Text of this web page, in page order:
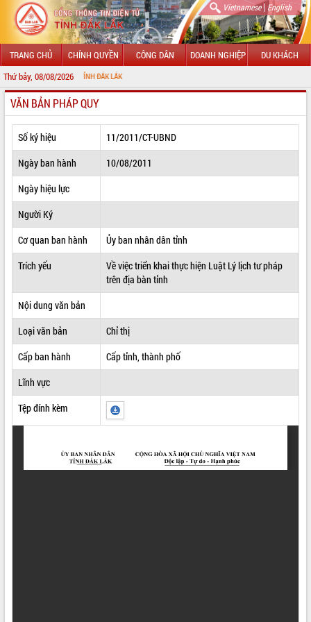
Vietnamese| English
TRANG CHỦ CHÍNH QUYỀN CÔNG DÂN DOANH NGHIỆP DU KHÁCH
Thứ bảy, 08/08/2026
GIỚI THIỆU
LÃNH ĐẠO UBND TỈNH
TIN TỨC SỰ KIỆN
SỞ, BAN, NGÀNH
UBND CÁC XÃ, PHƯỜNG
THÔNG TIN CHỈ ĐẠO ĐIỀU HÀNH
HỆ THỐNG VĂN BẢN
VĂN BẢN HĐND TỈNH
ĐIỂM TIN VĂN BẢN
QUY HOẠCH - KẾ HOẠCH
VĂN BẢN PHÁP QUY
Số ký hiệu
11/2011/CT-UBND
Ngày ban hành
10/08/2011
Ngày hiệu lực
Người Ký
Cơ quan ban hành
Ủy ban nhân dân tỉnh
Trích yếu
Về việc triển khai thực hiện Luật Lý lịch tư pháp
trên địa bàn tỉnh
Nội dung văn bản
Loại văn bản
Chỉ thị
Cấp ban hành
Cấp tỉnh, thành phố
Lĩnh vực
Tệp đính kèm